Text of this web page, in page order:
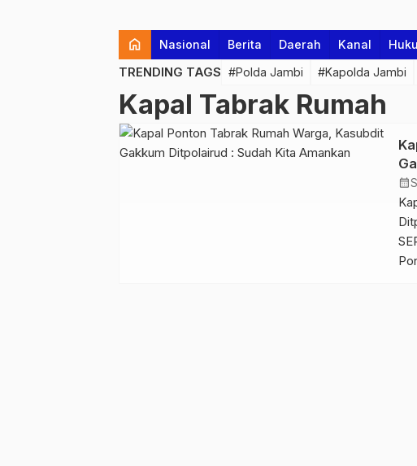
home Nasional Berita Daerah Kanal
TRENDING TAGS #Polda Jambi #Kapolda Jambi
Kapal Tabrak Rumah
calendar_month